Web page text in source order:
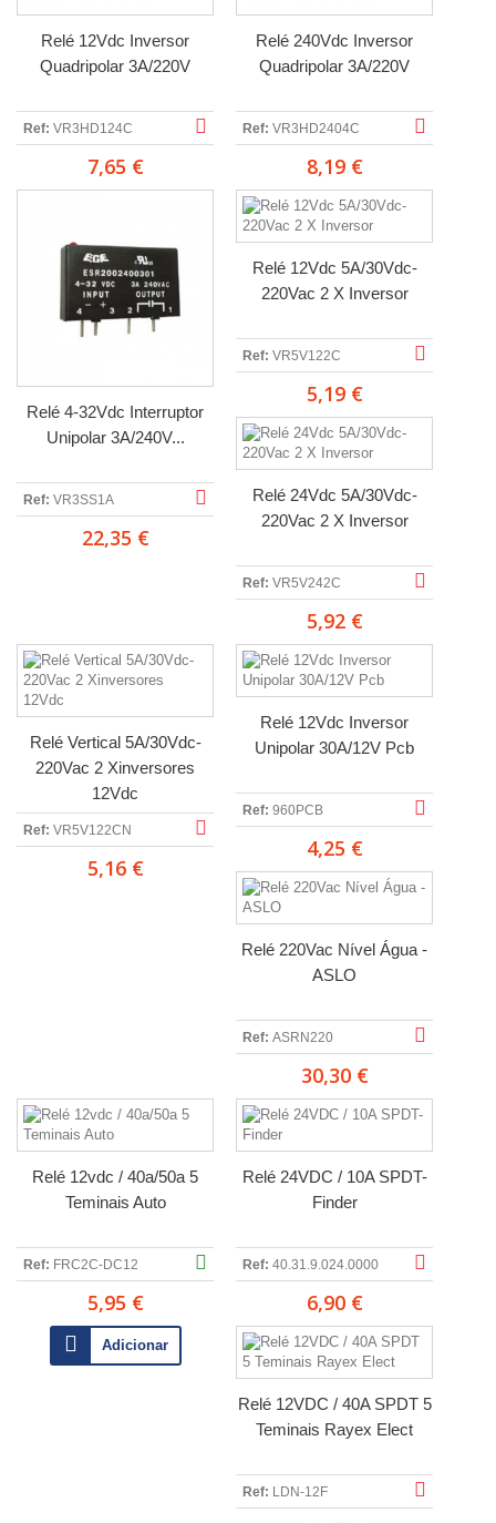
Relé 12Vdc Inversor
Quadripolar 3A/220V
Ref: VR3HD124C
7,65 €
Relé 240Vdc Inversor
Quadripolar 3A/220V
Ref: VR3HD2404C
8,19 €
Relé 4-32Vdc Interruptor
Unipolar 3A/240V...
Ref: VR3SS1A
22,35 €
Relé 12Vdc 5A/30Vdc-
220Vac 2 X Inversor
Ref: VR5V122C
5,19 €
Relé 24Vdc 5A/30Vdc-
220Vac 2 X Inversor
Ref: VR5V242C
5,92 €
Relé Vertical 5A/30Vdc-
220Vac 2 Xinversores
12Vdc
Ref: VR5V122CN
5,16 €
Relé 12Vdc Inversor
Unipolar 30A/12V Pcb
Ref: 960PCB
4,25 €
Relé 220Vac Nível Água -
ASLO
Ref: ASRN220
30,30 €
Relé 12vdc / 40a/50a 5
Teminais Auto
Ref: FRC2C-DC12
5,95 €
Adicionar
Relé 24VDC / 10A SPDT-
Finder
Ref: 40.31.9.024.0000
6,90 €
Relé 12VDC / 40A SPDT 5
Teminais Rayex Elect
Ref: LDN-12F